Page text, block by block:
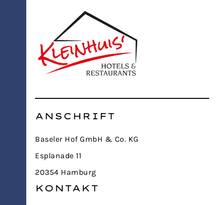
ANSCHRIFT
Baseler Hof GmbH & Co. KG
Esplanade 11
20354 Hamburg
KONTAKT